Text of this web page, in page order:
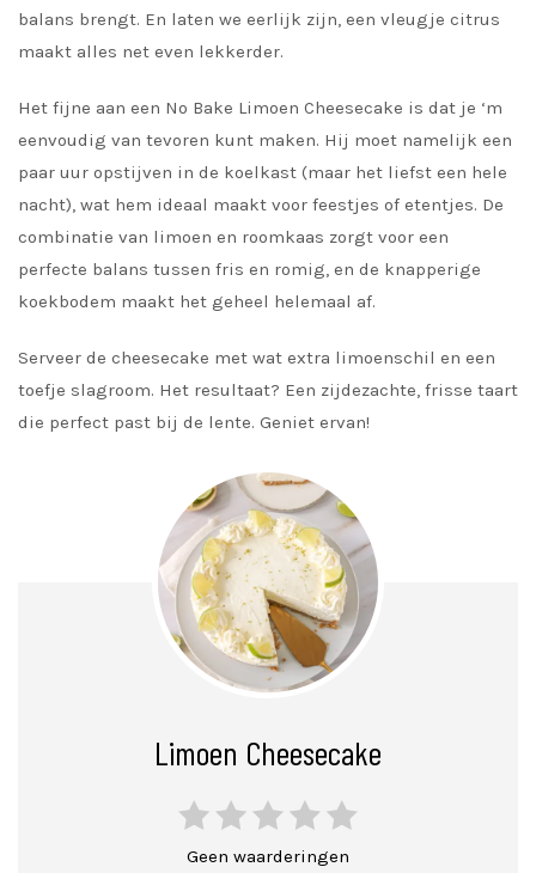
balans brengt. En laten we eerlijk zijn, een vleugje citrus
maakt alles net even lekkerder.
Het fijne aan een No Bake Limoen Cheesecake is dat je ‘m
eenvoudig van tevoren kunt maken. Hij moet namelijk een
paar uur opstijven in de koelkast (maar het liefst een hele
nacht), wat hem ideaal maakt voor feestjes of etentjes. De
combinatie van limoen en roomkaas zorgt voor een
perfecte balans tussen fris en romig, en de knapperige
koekbodem maakt het geheel helemaal af.
Serveer de cheesecake met wat extra limoenschil en een
toefje slagroom. Het resultaat? Een zijdezachte, frisse taart
die perfect past bij de lente. Geniet ervan!
Limoen Cheesecake
Geen waarderingen